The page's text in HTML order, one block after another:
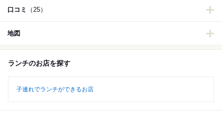
口コミ （25）
地図
ランチのお店を探す
子連れでランチができるお店